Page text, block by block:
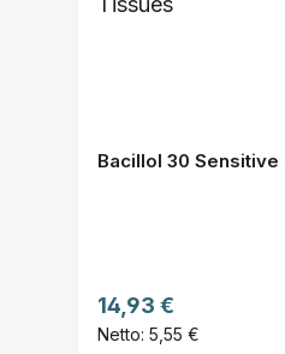
Bacillol 30
Regulärer Preis:
14,93 €
Netto: 5,55 €